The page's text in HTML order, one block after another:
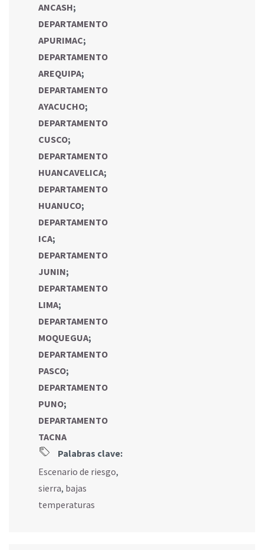
ANCASH;
DEPARTAMENTO
APURIMAC;
DEPARTAMENTO
AREQUIPA;
DEPARTAMENTO
AYACUCHO;
DEPARTAMENTO
CUSCO;
DEPARTAMENTO
HUANCAVELICA;
DEPARTAMENTO
HUANUCO;
DEPARTAMENTO
ICA;
DEPARTAMENTO
JUNIN;
DEPARTAMENTO
LIMA;
DEPARTAMENTO
MOQUEGUA;
DEPARTAMENTO
PASCO;
DEPARTAMENTO
PUNO;
DEPARTAMENTO
TACNA
Palabras clave:
Escenario de riesgo,
sierra, bajas
temperaturas